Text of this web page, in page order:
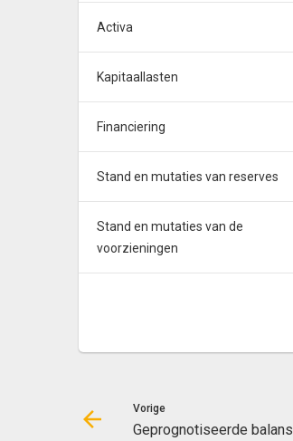
Activa
Kapitaallasten
Financiering
Stand en mutaties van reserves
Stand en mutaties van de
voorzieningen
Vorige
Geprognotiseerde balans